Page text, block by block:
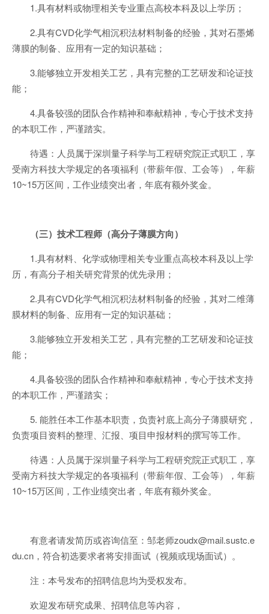
1.具有材料或物理相关专业重点高校本科及以上学历；
2.具有CVD化学气相沉积法材料制备的经验，其对石墨烯
薄膜的制备、应用有一定的知识基础；
3.能够独立开发相关工艺，具有完整的工艺研发和论证技
能；
4.具备较强的团队合作精神和奉献精神，专心于技术支持
的本职工作，严谨踏实。
待遇：人员属于深圳量子科学与工程研究院正式职工，享
受南方科技大学规定的各项福利（带薪年假、工会等），年薪
10~15万区间，工作业绩突出者，年底有额外奖金。
（三）技术工程师（高分子薄膜方向）
1.具有材料、化学或物理相关专业重点高校本科及以上学
历，有高分子相关研究背景的优先录用；
2.具有CVD化学气相沉积法材料制备的经验，其对二维薄
膜材料的制备、应用有一定的知识基础；
3.能够独立开发相关工艺，具有完整的工艺研发和论证技
能；
4.具备较强的团队合作精神和奉献精神，专心于技术支持
的本职工作，严谨踏实；
5. 能胜任本工作基本职责，负责衬底上高分子薄膜研究，
负责项目资料的整理、汇报、项目申报材料的撰写等工作。
待遇：人员属于深圳量子科学与工程研究院正式职工，享
受南方科技大学规定的各项福利（带薪年假、工会等），年薪
10~15万区间，工作业绩突出者，年底有额外奖金。
有意者请发简历或咨询信至：邹老师zoudx@mail.sustc.e
du.cn，符合初选要求者将安排面试（视频或现场面试）。
注：本号发布的招聘信息均为受权发布。
欢迎发布研究成果、招聘信息等内容，